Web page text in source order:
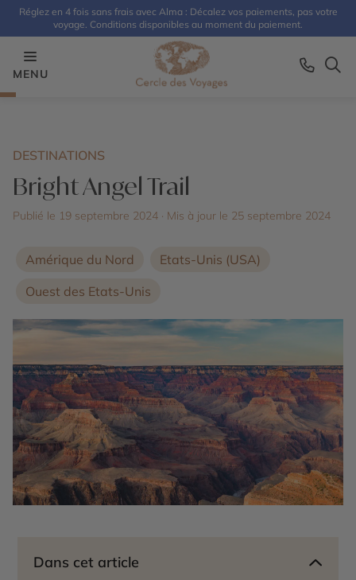
Réglez en 4 fois sans frais avec Alma : Décalez vos paiements, pas votre
voyage. Conditions disponibles au moment du paiement.
MENU
DESTINATIONS
Bright Angel Trail
Publié le 19 septembre 2024 · Mis à jour le 25 septembre 2024
Amérique du Nord
Etats-Unis (USA)
Ouest des Etats-Unis
Dans cet article